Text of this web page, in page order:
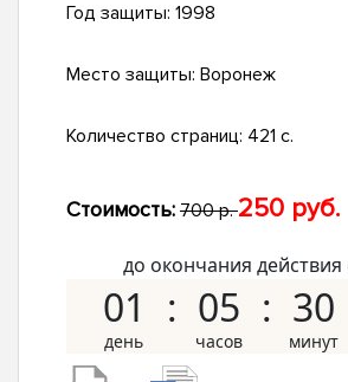
Год защиты: 1998
Место защиты: Воронеж
Количество страниц: 421 с.
Стоимость: 700 р.250 руб.
до окончания действия
01 05 30